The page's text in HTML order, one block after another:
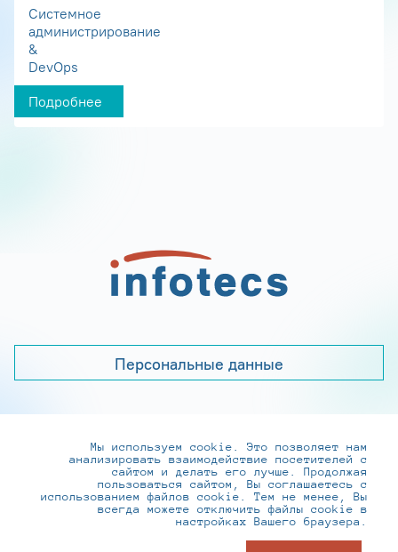
Системное
администрирование
&
DevOps
Подробнее
Персональные данные
+7 (495) 737-6192, 8-800-250-0-260
practice@infotecs.ru,hr@infotecs.ru
127273, г. Москва, Отрадная ул., 2Б строение 1
Мы используем cookie. Это позволяет нам
анализировать взаимодействие посетителей с
сайтом и делать его лучше. Продолжая
пользоваться сайтом, Вы соглашаетесь с
использованием файлов cookie. Тем не менее, Вы
всегда можете отключить файлы cookie в
настройках Вашего браузера.